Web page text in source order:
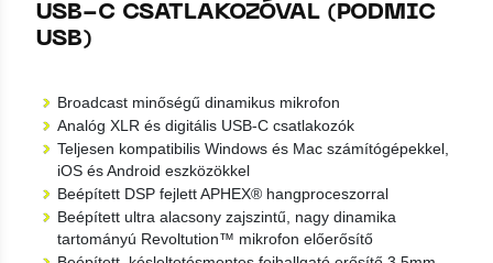
USB-C CSATLAKOZÓVAL (PODMIC
USB)
Broadcast minőségű dinamikus mikrofon
Analóg XLR és digitális USB-C csatlakozók
Teljesen kompatibilis Windows és Mac számítógépekkel,
iOS és Android eszközökkel
Beépített DSP fejlett APHEX® hangproceszorral
Beépített ultra alacsony zajszintű, nagy dinamika
tartományú Revoltution™ mikrofon előerősítő